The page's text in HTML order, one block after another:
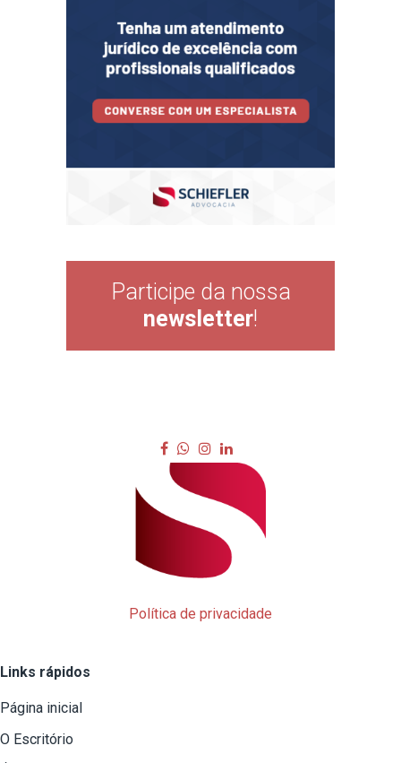
Participe da nossa
newsletter!
Política de privacidade
Links rápidos
Página inicial
O Escritório